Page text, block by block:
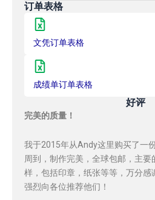
订单表格
文凭订单表格
成绩单订单表格
好评
完美的质量！
我于2015年从Andy这里购买了一
周到，制作完美，全球包邮，主
样，包括印章，纸张等等，万分
强烈向各位推荐他们！